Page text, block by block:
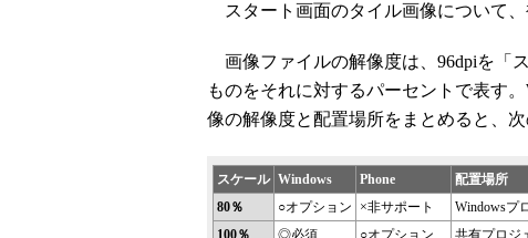
スタート画面のタイル画像について、
画像ファイルの解像度は、96dpiを「
ものをそれに対するパーセントで表す
像の解像度と配置場所をまとめると、次
スケール Windows Phone
配置場所
80％
○オプション ×非サポート
Windowsプ
100％
◎必須 ○オプション 共有プロジ